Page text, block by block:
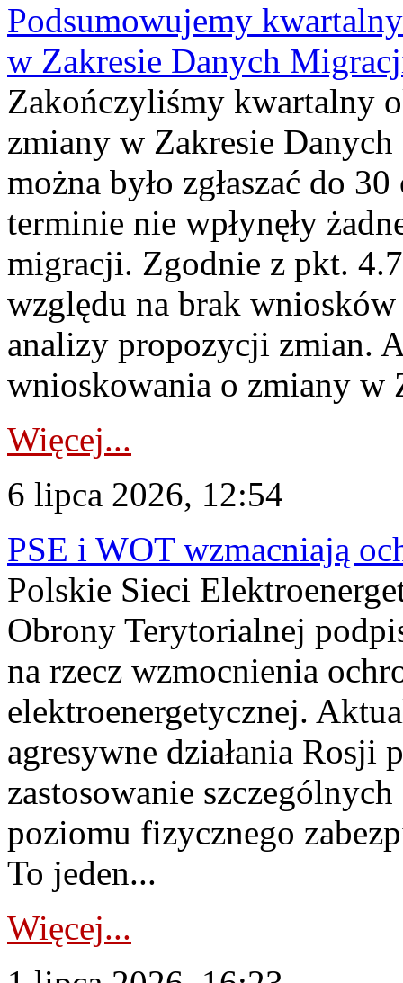
Podsumowujemy
w Zakresie Danych
Zakończyliśmy kwartalny
zmiany w Zakresie
można było zgłaszać do
terminie nie wpłynęły
migracji. Zgodnie z pkt.
względu na brak
analizy propozycji zmian.
wnioskowania o zmiany w
Więcej...
6 lipca 2026, 12:54
PSE i WOT wzmacniają
Polskie Sieci
Obrony Terytorialnej
na rzecz wzmocnienia
elektroenergetycznej.
agresywne działania Rosji
zastosowanie
poziomu fizycznego
To jeden...
Więcej...